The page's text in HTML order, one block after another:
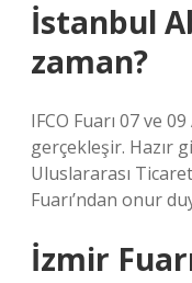
İstanbul
zaman?
IFCO Fuarı 07 ve
gerçekleşir. Hazır
Uluslararası
Fuarı’ndan onur
İzmir